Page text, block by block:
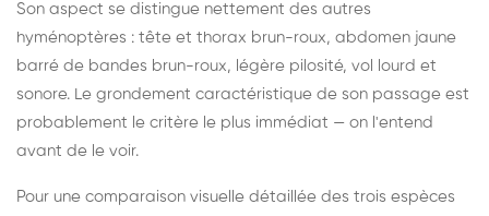
Son aspect se distingue nettement des autres
hyménoptères : tête et thorax brun-roux, abdomen jaune
barré de bandes brun-roux, légère pilosité, vol lourd et
sonore. Le grondement caractéristique de son passage est
probablement le critère le plus immédiat — on l'entend
avant de le voir.
Pour une comparaison visuelle détaillée des trois espèces